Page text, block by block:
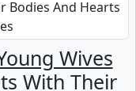
Wives
With Their